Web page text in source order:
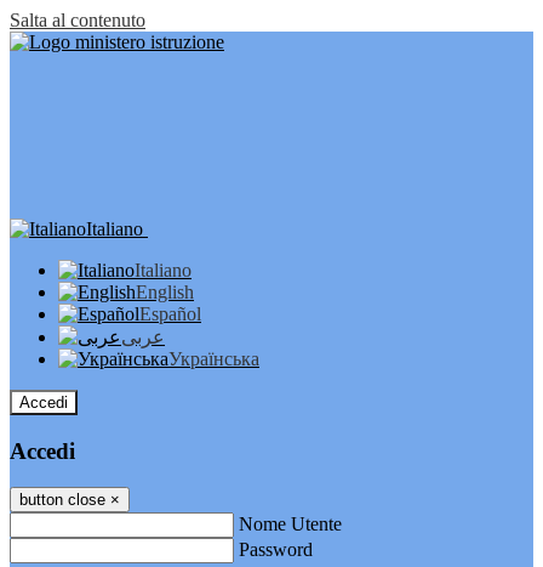
Salta al contenuto
Italiano
Italiano
English
Español
عربى
Українська
Accedi
Accedi
button close ×
Nome Utente
Password